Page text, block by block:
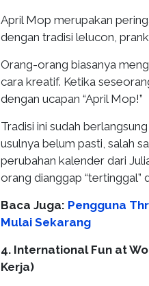
April Mop merupakan
dengan tradisi lelucon,
Orang-orang biasanya
cara kreatif. Ketika
dengan ucapan “April Mop!”
Tradisi ini sudah
usulnya belum pasti, salah
perubahan kalender dari
orang dianggap “tertinggal”
Baca Juga: Pengguna
Mulai Sekarang
4. International Fun at
Kerja)